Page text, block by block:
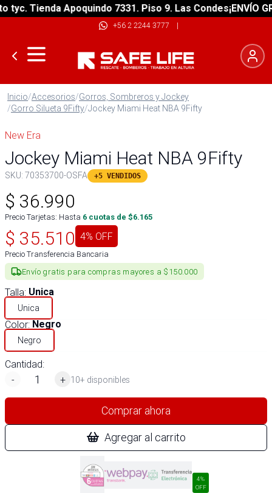
Tienda Apoquindo 7331. Piso 9. Las Condes¡ENVÍO
+56 2 2244 3777 |
Inicio/Accesorios/Gorros, Sombreros y Jockey
/Gorro Silueta 9Fifty/Jockey Miami Heat NBA 9Fifty
New Era
Jockey Miami Heat NBA 9Fifty
SKU: 70353700-OSFA +5 VENDIDOS
$ 36.990
Precio Tarjetas: Hasta 6 cuotas de $6.165
$ 35.510 4% OFF
Precio Transferencia Bancaria
Envío gratis para compras mayores a $150.000
Talla: Unica
Unica
Color: Negro
Negro
Cantidad:
-
+ 10+ disponibles
Comprar ahora
Agregar al carrito
4%
OFF